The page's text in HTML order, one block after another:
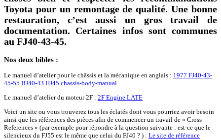
Toyota pour un remontage de qualité. Une bonne
restauration, c’est aussi un gros travail de
documentation. Certaines infos sont communes
au FJ40-43-45.
Nos deux bibles :
Le manuel d’atelier pour le châssis et la mécanique en anglais : 1977 FJ40-43-
45-55 BJ40-43 HJ45 chassis-body-manual
Le manuel d’atelier du moteur 2F : 2F Engine LATE
Voici un site ou vous trouverez tous les éclatés dont vous pourriez avoir besoin
ainsi que les références des pièces afin de commencer un travail de « Cross
References » (par exemple pour répondre à la question suivante : est-ce que le
silencieux du FJ55 est le même que celui du FJ40 ? ) : Le site de référence